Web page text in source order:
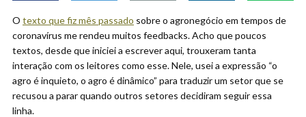
O texto que fiz mês passado sobre o agronegócio em tempos de
coronavírus me rendeu muitos feedbacks. Acho que poucos
textos, desde que iniciei a escrever aqui, trouxeram tanta
interação com os leitores como esse. Nele, usei a expressão “o
agro é inquieto, o agro é dinâmico” para traduzir um setor que se
recusou a parar quando outros setores decidiram seguir essa
linha.